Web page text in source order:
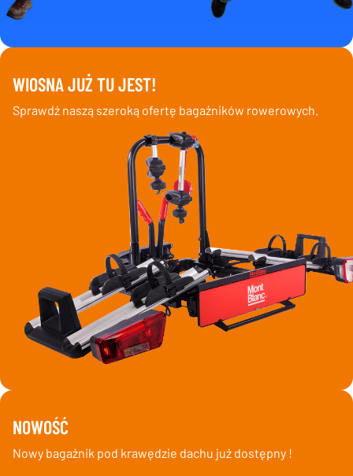
WIOSNA JUŻ TU JEST!
Sprawdź naszą szeroką ofertę bagażników rowerowych.
NOWOŚĆ
Nowy bagażnik pod krawędzie dachu już dostępny !